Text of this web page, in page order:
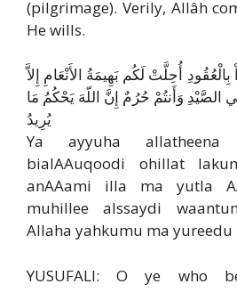
(pilgrimage). Verily, Allâh
He wills.
بِالْعُقُودِ أُحِلَّتْ لَكُم بَهِيمَةُ الأَنْعَامِ إِلاَّ
الصَّيْدِ وَأَنتُمْ حُرُمٌ إِنَّ اللّهَ يَحْكُمُ مَا
يُرِيدُ
Ya ayyuha allatheena
bialAAuqoodi ohillat
anAAami illa ma yutla
muhillee alssaydi
Allaha yahkumu ma yureedu
YUSUFALI: O ye who